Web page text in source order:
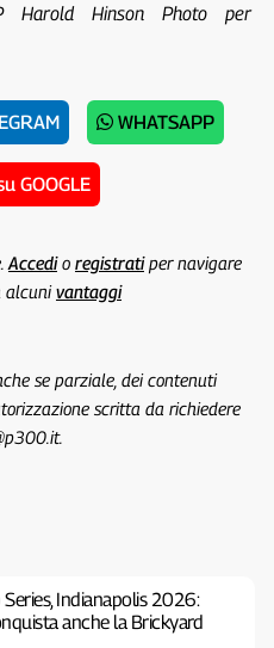
Harold Hinson Photo per
WHATSAPP
GOOGLE
Accedio registratiper navigare
alcunivantaggi
se parziale, dei contenuti
scritta da richiedere
Series, Indianapolis 2026:
anche la Brickyard